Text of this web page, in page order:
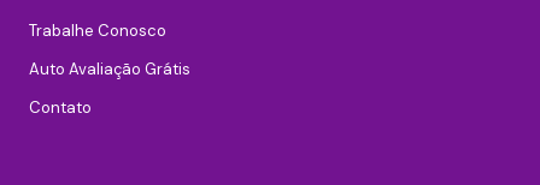
Trabalhe Conosco
Auto Avaliação Grátis
Contato